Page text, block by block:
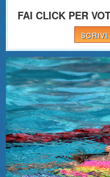
FAI CLICK PER
SCRIVI